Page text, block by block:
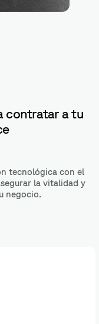
contratar a tu
tecnológica con el
la vitalidad y
negocio.